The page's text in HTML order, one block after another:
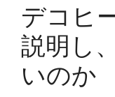
ー
デコヒ
説明し
いのか